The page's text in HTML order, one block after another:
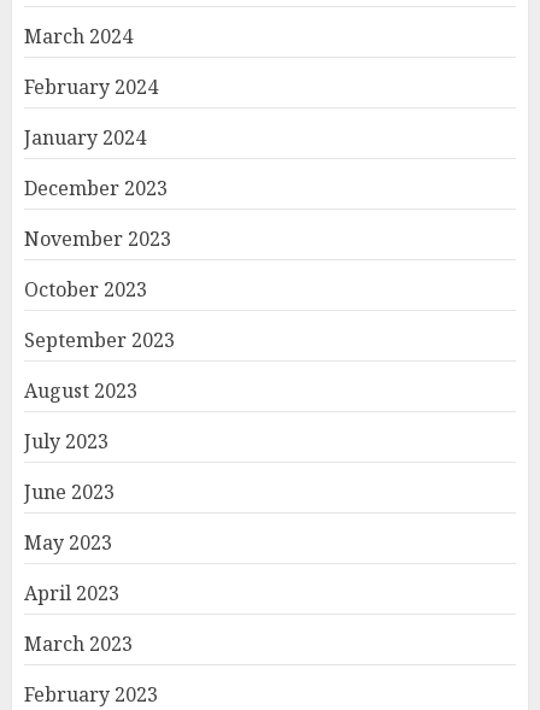
March 2024
February 2024
January 2024
December 2023
November 2023
October 2023
September 2023
August 2023
July 2023
June 2023
May 2023
April 2023
March 2023
February 2023